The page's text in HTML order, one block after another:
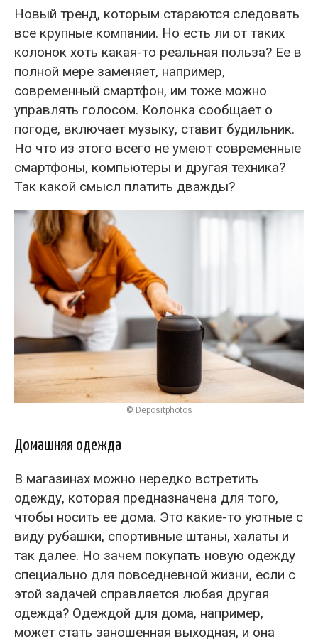
Новый тренд, которым стараются следовать
все крупные компании. Но есть ли от таких
колонок хоть какая-то реальная польза? Ее в
полной мере заменяет, например,
современный смартфон, им тоже можно
управлять голосом. Колонка сообщает о
погоде, включает музыку, ставит будильник.
Но что из этого всего не умеют современные
смартфоны, компьютеры и другая техника?
Так какой смысл платить дважды?
© Depositphotos
Домашняя одежда
В магазинах можно нередко встретить
одежду, которая предназначена для того,
чтобы носить ее дома. Это какие-то уютные с
виду рубашки, спортивные штаны, халаты и
так далее. Но зачем покупать новую одежду
специально для повседневной жизни, если с
этой задачей справляется любая другая
одежда? Одеждой для дома, например,
может стать заношенная выходная, и она